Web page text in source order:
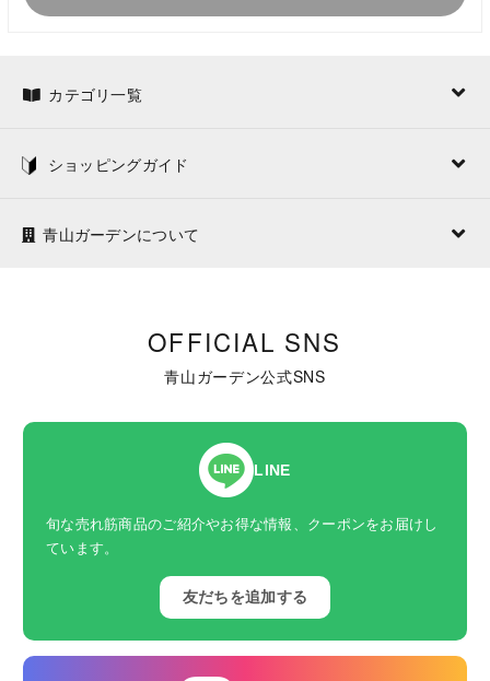
カテゴリ一覧
ショッピングガイド
青山ガーデンについて
OFFICIAL SNS
青山ガーデン公式SNS
LINE
旬な売れ筋商品のご紹介やお得な情報、クーポンをお届けし
ています。
友だちを追加する